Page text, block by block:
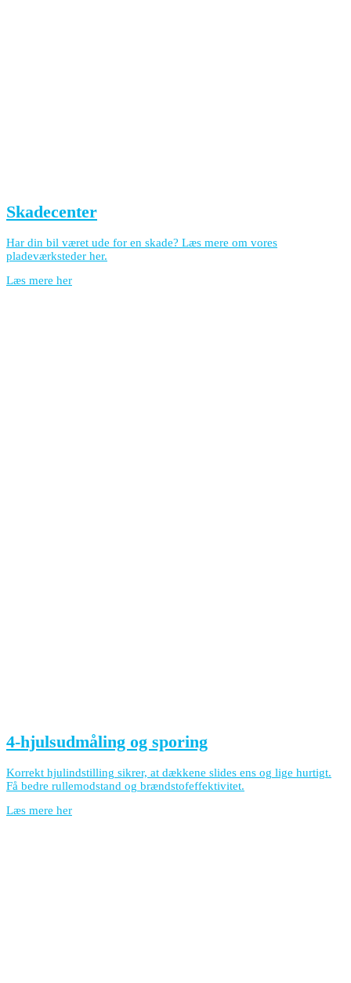
Skadecenter
Har din bil været ude for en skade? Læs mere om vores
pladeværksteder her.
Læs mere her
4-hjulsudmåling og sporing
Korrekt hjulindstilling sikrer, at dækkene slides ens og lige hurtigt.
Få bedre rullemodstand og brændstofeffektivitet.
Læs mere her